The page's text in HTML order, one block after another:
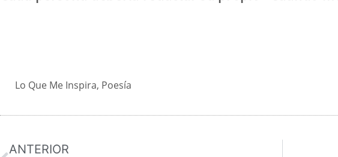
Lo Que Me Inspira, Poesía
ANTERIOR